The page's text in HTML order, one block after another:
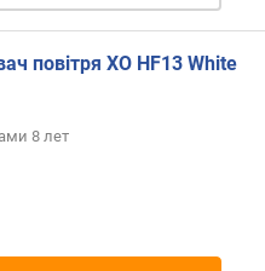
повітря XO HF13 White
8 лет